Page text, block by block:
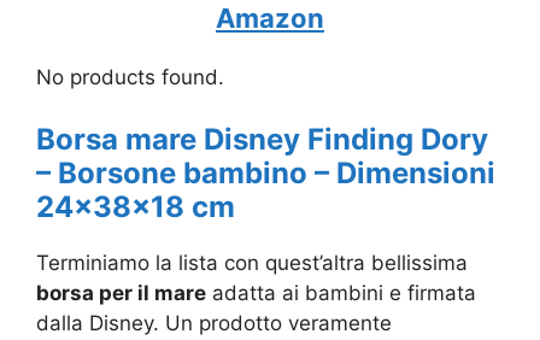
Amazon
No products found.
Borsa mare Disney Finding Dory
– Borsone bambino – Dimensioni
24x38x18 cm
Terminiamo la lista con quest’altra bellissima
borsa per il mare adatta ai bambini e firmata
dalla Disney. Un prodotto veramente